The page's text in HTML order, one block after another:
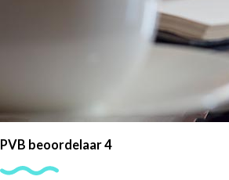
PVB beoordelaar 4